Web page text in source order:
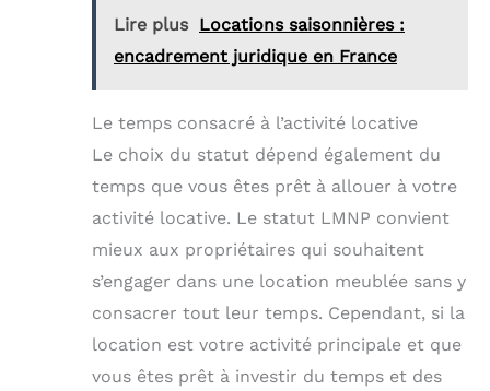
Lire plus Locations saisonnières :
encadrement juridique en France
Le temps consacré à l’activité locative
Le choix du statut dépend également du
temps que vous êtes prêt à allouer à votre
activité locative. Le statut LMNP convient
mieux aux propriétaires qui souhaitent
s’engager dans une location meublée sans y
consacrer tout leur temps. Cependant, si la
location est votre activité principale et que
vous êtes prêt à investir du temps et des